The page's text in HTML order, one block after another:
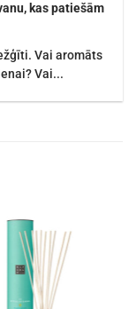
kas patiešām
Vai aromāts
Vai...